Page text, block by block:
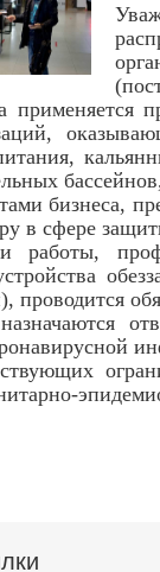
применяется
бизнеса,
в сфере
работы,
проводится